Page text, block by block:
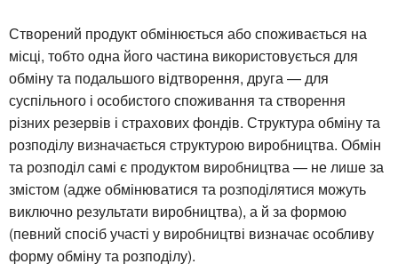
Створений продукт обмінюється або споживається на
місці, тобто одна його частина використовується для
обміну та подальшого відтворення, друга — для
суспільного і особистого споживання та створення
різних резервів і страхових фондів. Структура обміну та
розподілу визначається структурою виробництва. Обмін
та розподіл самі є продуктом виробництва — не лише за
змістом (адже обмінюватися та розподілятися можуть
виключно результати виробництва), а й за формою
(певний спосіб участі у виробництві визначає особливу
форму обміну та розподілу).